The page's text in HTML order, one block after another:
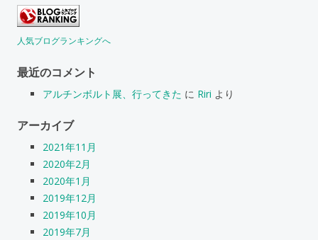
人気ブログランキングへ
最近のコメント
アルチンボルト展、行ってきた に Riri より
アーカイブ
2021年11月
2020年2月
2020年1月
2019年12月
2019年10月
2019年7月